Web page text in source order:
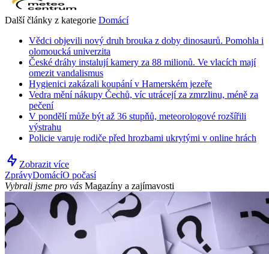
Další články z kategorie Domácí
Vědci objevili nový druh brouka z doby dinosaurů. Pomohla i
olomoucká univerzita
České dráhy instalují kamery za 88 milionů. Ve vlacích mají
omezit vandalismus
Hygienici zakázali koupání v Hamerském jezeře
Vedra mění nákupy Čechů, víc utrácejí za zmrzlinu, méně za
pečení
V pondělí může být až 36 stupňů, meteorologové rozšířili
výstrahu
Policie varuje rodiče před hrozbami ukrytými v online hrách
Zobrazit více
ZprávyDomácíO počasí
Vybrali jsme pro vás Magazíny a zajímavosti